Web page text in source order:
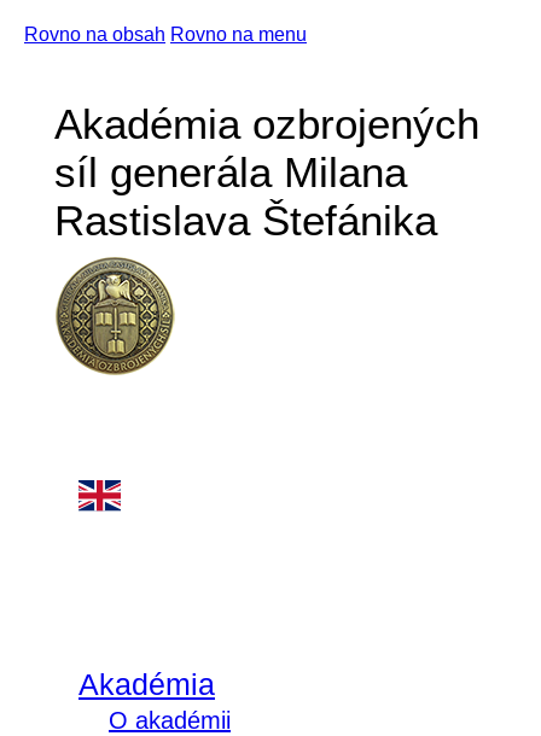
Rovno na obsah Rovno na menu
Akadémia ozbrojených
síl generála Milana
Rastislava Štefánika
Akadémia
O akadémii